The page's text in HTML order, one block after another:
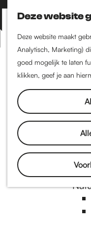
Deze website
Deze website maakt
Analytisch, Marketing)
goed mogelijk te laten
klikken, geef je aan
Z
o
e
k
e
K
a
a
r
t
M
e
n